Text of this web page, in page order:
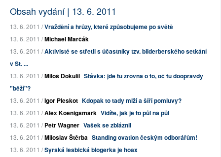
Obsah vydání | 13. 6. 2011
13. 6. 2011 /Vraždění a hrůzy, které způsobujeme po světě
13. 6. 2011 /Michael Marčák
13. 6. 2011 /Aktivisté se střetli s účastníky tzv. bilderberského setkání
v St. ...
13. 6. 2011 /Miloš Dokulil Stávka: jde tu zrovna o to, oč tu doopravdy
"běží"?
13. 6. 2011 /Igor Pleskot Kdopak to tady mlží a šíří pomluvy?
13. 6. 2011 /Alex Koenigsmark Vidíte, jak je to půl na půl
13. 6. 2011 /Petr Wagner Vašek se zbláznil
13. 6. 2011 /Miloslav Štěrba Standing ovation českým odborářům!
13. 6. 2011 /Syrská lesbická blogerka je hoax